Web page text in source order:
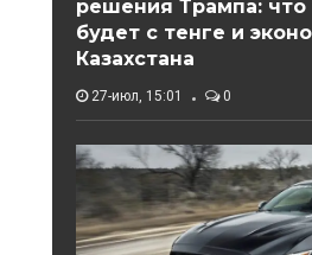
решения Трампа: что
будет с тенге и
Казахстана
27-июл, 15:01 0